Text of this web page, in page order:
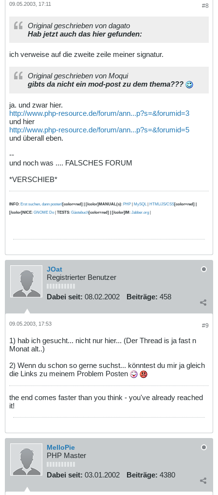
#8
09.05.2003, 17:11
Original geschrieben von dagato
Hab jetzt auch das hier gefunden:
ich verweise auf die zweite zeile meiner signatur.
Original geschrieben von Moqui
gibts da nicht ein mod-post zu dem thema???
ja. und zwar hier.
http://www.php-resource.de/forum/ann...p?s=&forumid=3
und hier
http://www.php-resource.de/forum/ann...p?s=&forumid=5
und überall eben.
--
und noch was .... FALSCHES FORUM
*VERSCHIEB*
INFO: Erst suchen, dann posten![color=red] | [/color]MANUAL(s): PHP MySQL HTML/JS/CSS[color=red] |
[/color]NICE: GNOME Do TESTS: Gästebuch[color=red] | [/color]IM : Jabber.org
JOat
Registrierter Benutzer
Dabei seit: 08.02.2002 Beiträge: 458
#9
09.05.2003, 17:53
1) hab ich gesucht... nicht nur hier... (Der Thread is ja fast n
Monat alt..)
2) Wenn du schon so gerne suchst... könntest du mir ja gleich
die Links zu meinem Problem Posten
the end comes faster than you think - you've already reached
it!
MelloPie
PHP Master
Dabei seit: 03.01.2002 Beiträge: 4380